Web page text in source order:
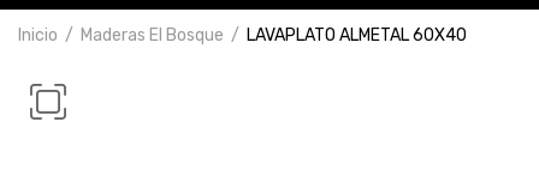
Inicio Maderas El Bosque LAVAPLATO ALMETAL 60X40